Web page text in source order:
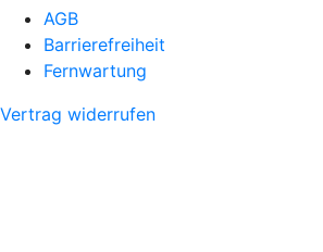
AGB
Barrierefreiheit
Fernwartung
Vertrag widerrufen